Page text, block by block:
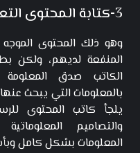
3-كتابة المحتوى التعليمي
وهو ذلك المحتوى
المنفعة لديهم، ولكن
الكاتب صدق المعلومة
بالمعلومات التي يبحث
يلجأ كاتب المحتوى
والتصاميم
المعلومات بشكل كامل